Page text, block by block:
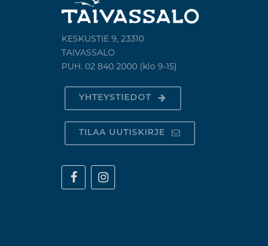
KESKUSTIE 9, 23310
TAIVASSALO
PUH. 02 840 2000 (klo 9-15)
YHTEYSTIEDOT
TILAA UUTISKIRJE